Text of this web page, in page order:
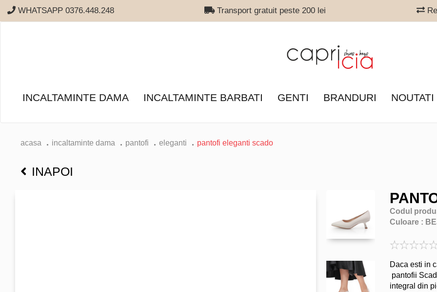
WHATSAPP 0376.448.248 Transport gratuit peste 200 lei
INCALTAMINTE DAMA INCALTAMINTE BARBATI GENTI BRANDURI NOUTATI
acasa incaltaminte dama pantofi eleganti pantofi eleganti scado
INAPOI
Codul
Culoare :
Daca esti in
pantofii
integral din